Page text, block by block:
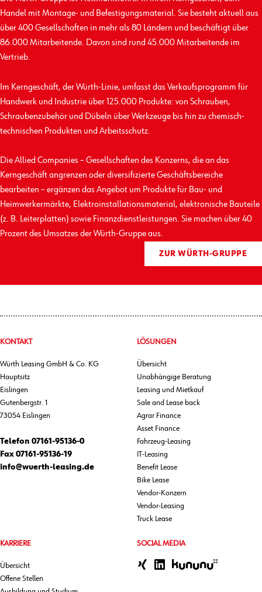
Handel mit Montage- und Befestigungs­material. Sie besteht aktuell aus
über 400 Gesellschaften in mehr als 80 Ländern und beschäftigt über
86.000 Mitarbeitende. Davon sind rund 45.000 Mitarbeitende im
Vertrieb.
Im Kerngeschäft, der Würth-Linie, umfasst das Verkaufs­programm für
Handwerk und Industrie über 125.000 Produkte: von Schrauben,
Schrauben­zubehör und Dübeln über Werkzeuge bis hin zu chemisch-
technischen Produkten und Arbeits­schutz.
Die Allied Companies – Gesellschaften des Konzerns, die an das
Kerngeschäft angrenzen oder diversifizierte Geschäfts­bereiche
bearbeiten – ergänzen das Angebot um Produkte für Bau- und
Heimwerkermärkte, Elektro­installations­material, elektronische Bauteile
(z. B. Leiterplatten) sowie Finanz­dienst­leistungen. Sie machen über 40
Prozent des Umsatzes der Würth-Gruppe aus.
ZUR WÜRTH-GRUPPE
KONTAKT
Würth Leasing GmbH & Co. KG
Hauptsitz
Eislingen
Gutenbergstr. 1
73054 Eislingen
Telefon 07161-95136-0
Fax 07161-95136-19
info@wuerth-leasing.de
LÖSUNGEN
Übersicht
Unabhängige Beratung
Leasing und Mietkauf
Sale and Lease back
Agrar Finance
Asset Finance
Fahrzeug-Leasing
IT-Leasing
Benefit Lease
Bike Lease
Vendor-Konzern
Vendor-Leasing
Truck Lease
KARRIERE
Übersicht
Offene Stellen
SOCIAL MEDIA